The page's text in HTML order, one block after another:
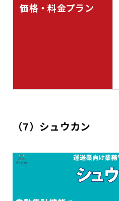
価格・料金プラン
（7）シュウカン